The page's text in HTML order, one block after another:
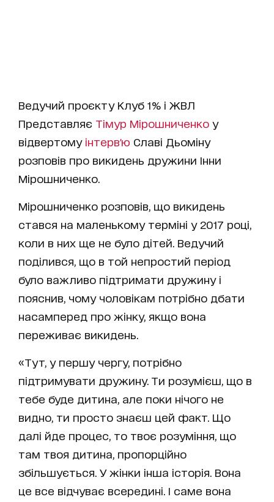
Ведучий проєкту Клуб 1% і ЖВЛ
Представляє Тімур Мірошниченко у
відвертому інтерв'ю Славі Дьоміну
розповів про викидень дружини Інни
Мірошниченко.
Мірошниченко розповів, що викидень
стався на маленькому терміні у 2017 році,
коли в них ще не було дітей. Ведучий
поділився, що в той непростий період
було важливо підтримати дружину і
пояснив, чому чоловікам потрібно дбати
насамперед про жінку, якщо вона
переживає викидень.
«Тут, у першу чергу, потрібно
підтримувати дружину. Ти розумієш, що в
тебе буде дитина, але поки нічого не
видно, ти просто знаєш цей факт. Що
далі йде процес, то твоє розуміння, що
там твоя дитина, пропорційно
збільшується. У жінки інша історія. Вона
це все відчуває всередині. І саме вона